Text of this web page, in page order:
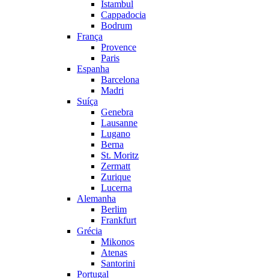
Istambul
Cappadocia
Bodrum
França
Provence
Paris
Espanha
Barcelona
Madri
Suíça
Genebra
Lausanne
Lugano
Berna
St. Moritz
Zermatt
Zurique
Lucerna
Alemanha
Berlim
Frankfurt
Grécia
Mikonos
Atenas
Santorini
Portugal